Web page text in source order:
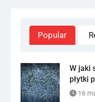
Popular
W jaki
płytki
16